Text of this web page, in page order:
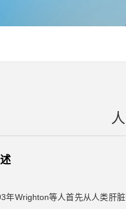
年Wrighton等人首先从人类肝